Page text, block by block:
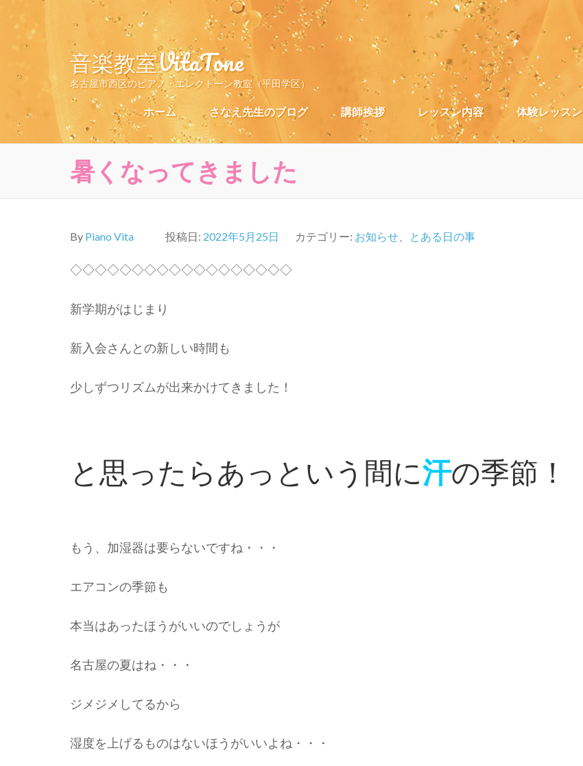
音楽教室VitaTone
名古屋市西区のピアノ・エレクトーン教室（平田学区）
ホーム さなえ先生のブログ 講師挨拶 レッスン内容 体験レッスン
暑くなってきました
By Piano Vita 投稿日: 2022年5月25日 カテゴリー: お知らせ とある日の事
◇◇◇◇◇◇◇◇◇◇◇◇◇◇◇◇◇◇
新学期がはじまり
新入会さんとの新しい時間も
少しずつリズムが出来かけてきました！
と思ったらあっという間に汗の季節！
もう、加湿器は要らないですね・・・
エアコンの季節も
本当はあったほうがいいのでしょうが
名古屋の夏はね・・・
ジメジメしてるから
湿度を上げるものはないほうがいいよね・・・